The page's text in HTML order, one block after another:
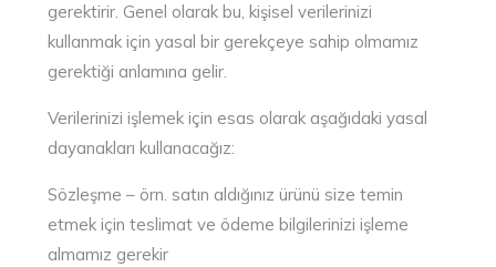
gerektirir. Genel olarak bu, kişisel verilerinizi
kullanmak için yasal bir gerekçeye sahip olmamız
gerektiği anlamına gelir.
Verilerinizi işlemek için esas olarak aşağıdaki yasal
dayanakları kullanacağız:
Sözleşme – örn. satın aldığınız ürünü size temin
etmek için teslimat ve ödeme bilgilerinizi işleme
almamız gerekir